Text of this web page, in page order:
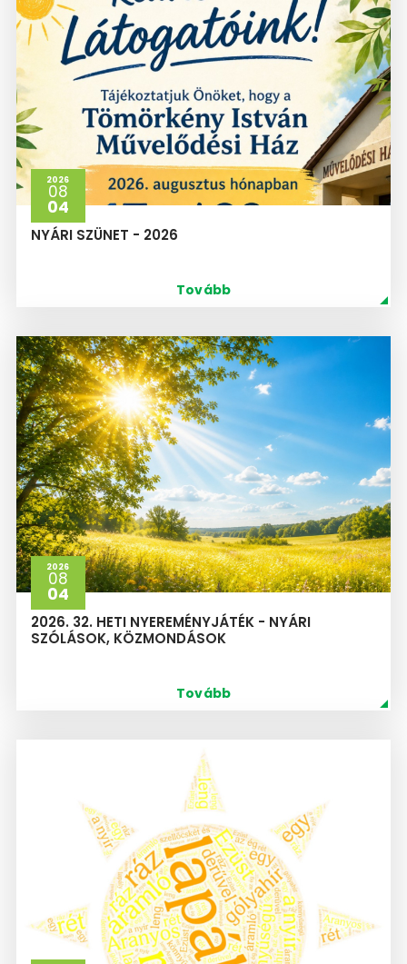
2026
08
04
NYÁRI SZÜNET - 2026
Tovább
2026
08
04
2026. 32. HETI NYEREMÉNYJÁTÉK - NYÁRI
SZÓLÁSOK, KÖZMONDÁSOK
Tovább